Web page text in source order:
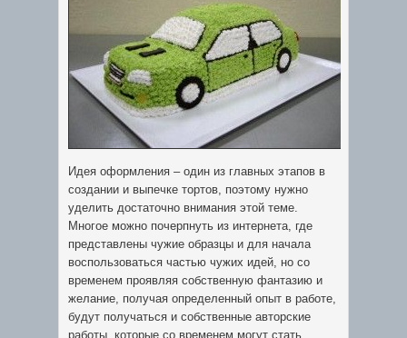
Идея оформления – один из главных этапов в
создании и выпечке тортов, поэтому нужно
уделить достаточно внимания этой теме.
Многое можно почерпнуть из интернета, где
представлены чужие образцы и для начала
воспользоваться частью чужих идей, но со
временем проявляя собственную фантазию и
желание, получая определенный опыт в работе,
будут получаться и собственные авторские
работы, которые со временем могут стать